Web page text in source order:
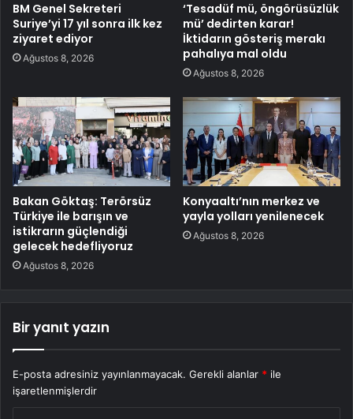
BM Genel Sekreteri
Suriye’yi 17 yıl sonra ilk kez
ziyaret ediyor
Ağustos 8, 2026
‘Tesadüf mü, öngörüsüzlük
mü’ dedirten karar!
İktidarın gösteriş merakı
pahalıya mal oldu
Ağustos 8, 2026
Bakan Göktaş: Terörsüz
Türkiye ile barışın ve
istikrarın güçlendiği
gelecek hedefliyoruz
Ağustos 8, 2026
Konyaaltı’nın merkez ve
yayla yolları yenilenecek
Ağustos 8, 2026
Bir yanıt yazın
E-posta adresiniz yayınlanmayacak. Gerekli alanlar * ile
işaretlenmişlerdir